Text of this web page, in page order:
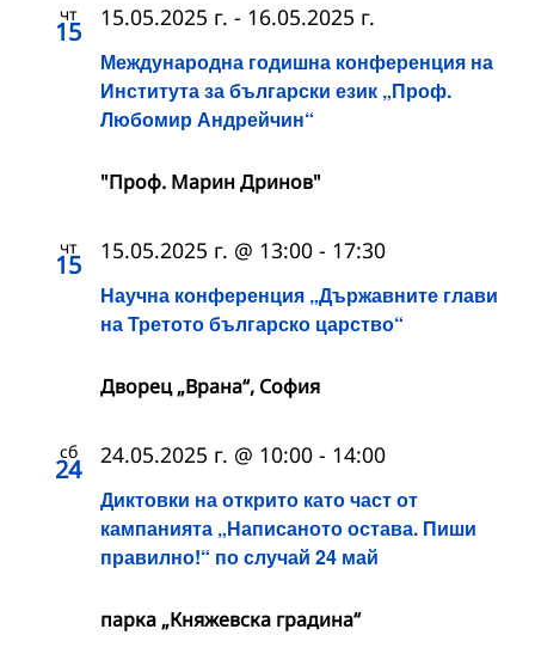
чт
15
Международна годишна конференция на
Института за български език „Проф.
Любомир Андрейчин“
15.05.2025 г. - 16.05.2025 г.
"Проф. Марин Дринов"
чт
15
Научна конференция „Държавните глави
на Третото българско царство“
15.05.2025 г. @ 13:00 - 17:30
Дворец „Врана“, София
сб
24
Диктовки на открито като част от
кампанията „Написаното остава. Пиши
правилно!“ по случай 24 май
24.05.2025 г. @ 10:00 - 14:00
парка „Княжевска градина“